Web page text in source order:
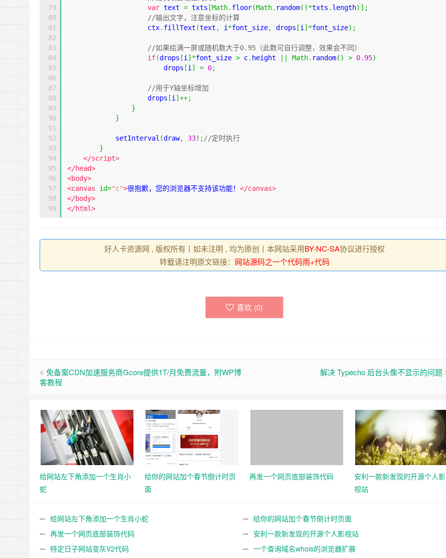
var text = txts [Math. floor(Math. random()*txts . length)];
//输出文字，注意坐标的计算
                    ctx
. fillText (text , i *font_size, drops [i ]*font_size);
//如果绘满一屏或随机数大于0.95（此数可自行调整，效果会不同）
if(drops [i ]*font_size > c. height Math. random() > 0.95)
                        drops
[i ] = 0;
//用于Y轴坐标增加
                    drops
[i ]++;
}
}
            setInterval
(draw, 33); //定时执行
}
</script>
</head>
<body>
<canvas id="c">很抱歉，您的浏览器不支持该功能！ </canvas>
</body>
</html>
好人卡资源网 , 版权所有丨如未注明 , 均为原创丨本网站采用BY-NC-SA协议进行授权
转载请注明原文链接： 网站源码之一个代码雨+代码
喜欢 (0)
免备案CDN加速服务商Gcore提供1T/月免费流量，附WP博
客教程
解决 Typecho 后台头像不显示的问题
给网站左下角添加一个生肖小
蛇
给你的网站加个春节倒计时页
面
再发一个网页底部装饰代码
安利一款新发现的开源个人影
视站
给网站左下角添加一个生肖小蛇
给你的网站加个春节倒计时页面
再发一个网页底部装饰代码
安利一款新发现的开源个人影视站
特定日子网站变灰V2代码
一个查询域名whois的浏览器扩展